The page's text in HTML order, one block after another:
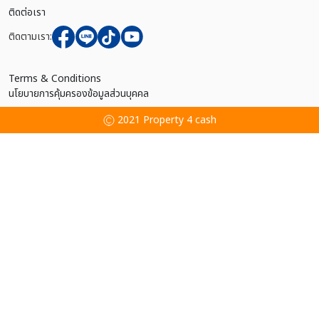
ติดต่อเรา
ติดตามเรา:
Terms & Conditions
นโยบายการคุ้มครองข้อมูลส่วนบุคคล
2021 Property 4 cash